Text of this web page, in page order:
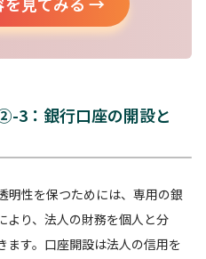
3：銀行口座の開設と
明性を保つためには、専用の銀
より、法人の財務を個人と分
ます。口座開設は法人の信用を